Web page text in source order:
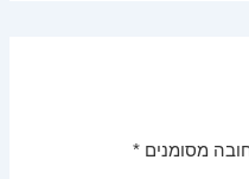
מסומנים*